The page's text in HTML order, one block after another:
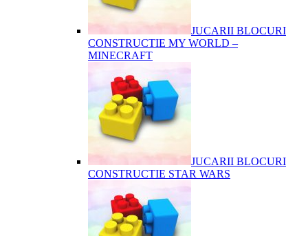
JUCARII BLOCURI
CONSTRUCTIE MY WORLD –
MINECRAFT
JUCARII BLOCURI
CONSTRUCTIE STAR WARS